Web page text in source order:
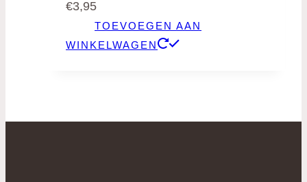
€3,95
TOEVOEGEN AAN
WINKELWAGEN